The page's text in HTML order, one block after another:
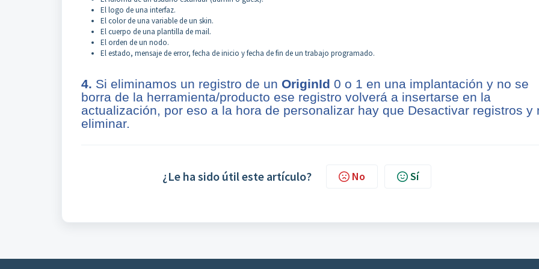
El logo de una interfaz.
El color de una variable de un skin.
El cuerpo de una plantilla de mail.
El orden de un nodo.
El estado, mensaje de error, fecha de inicio y fecha de fin de un trabajo programado.
4. Si eliminamos un registro de un OriginId 0 o 1 en una implantación y no se
borra de la herramienta/producto ese registro volverá a insertarse en la
actualización, por eso a la hora de personalizar hay que Desactivar registros y
eliminar.
¿Le ha sido útil este artículo? No Sí